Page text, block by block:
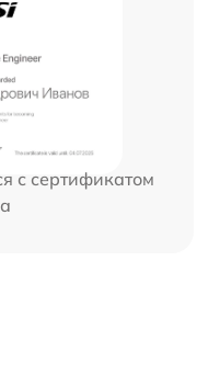
с сертификатом